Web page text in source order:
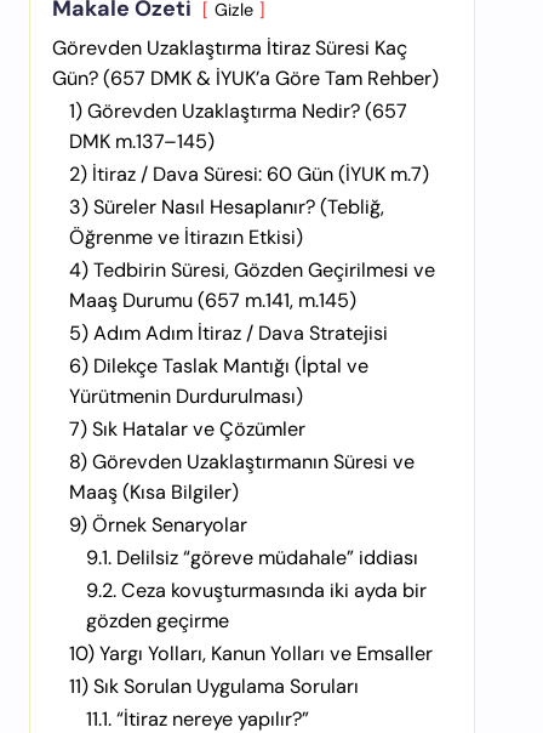
Makale Özeti Gizle
Görevden Uzaklaştırma İtiraz Süresi Kaç
Gün? (657 DMK & İYUK’a Göre Tam Rehber)
1) Görevden Uzaklaştırma Nedir? (657
DMK m.137–145)
2) İtiraz / Dava Süresi: 60 Gün (İYUK m.7)
3) Süreler Nasıl Hesaplanır? (Tebliğ,
Öğrenme ve İtirazın Etkisi)
4) Tedbirin Süresi, Gözden Geçirilmesi ve
Maaş Durumu (657 m.141, m.145)
5) Adım Adım İtiraz / Dava Stratejisi
6) Dilekçe Taslak Mantığı (İptal ve
Yürütmenin Durdurulması)
7) Sık Hatalar ve Çözümler
8) Görevden Uzaklaştırmanın Süresi ve
Maaş (Kısa Bilgiler)
9) Örnek Senaryolar
9.1. Delilsiz “göreve müdahale” iddiası
9.2. Ceza kovuşturmasında iki ayda bir
gözden geçirme
10) Yargı Yolları, Kanun Yolları ve Emsaller
11) Sık Sorulan Uygulama Soruları
11.1. “İtiraz nereye yapılır?”